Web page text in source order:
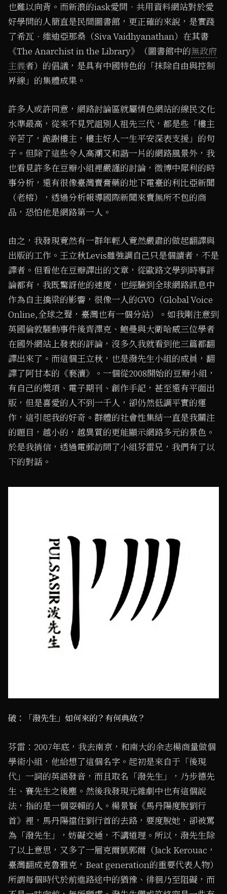
也難以向背。而新浪的iask愛問‧共用資料網站對於愛
好學問的人簡直是民間圖書館，更正確的來說，是實踐
了希瓦．維迪亞那桑（Siva Vaidhyanathan）在其書
《The Anarchist in the Library》（圖書館中的無政府
主義者）的倡議，是具有中國特色的「抹除自由與控制
界線」的集體成果。
許多人或許同意，網路討論區就屬情色網站的線民文化
水準最高，從來不見咒詛別人祖先三代，都是些「樓主
辛苦了，跪謝樓主，樓主好人一生平安深表支援」的句
子。但除了這些令人高潮又和諧一片的網路風景外，我
也看見許多在豆瓣小組裡嚴謹的討論，微博中犀利的時
事分析，還有很像臺灣賣膏藥的地下電臺的利比亞新聞
（老榕），透過分析報導國際新聞來賣無所不包的商
品，恐怕他是網路第一人。
由之，我發現竟然有一群年輕人竟然嚴肅的做起翻譯與
出版的工作。王立秋Levis雖強調自己只是個讀者，不是
譯者。但看他在豆瓣譯出的文章，從歐路文學到時事評
論都有，我既驚訝他的速度，也經驗到全球網路訊息中
作為自主撟梁的影響，很像一人的GVO（Global Voice
Online,全球之聲，臺灣也有一個分站）。如我剛注意到
英國倫敦騷動事件後齊澤克、鮑曼與大衛哈威三位學者
在國外網站上發表的評論，沒多久我就看到他三篇都翻
譯出來了。而這個王立秋，也是潑先生小組的成員，翻
譯了阿甘本的《褻瀆》。一個從2008開始的豆瓣小組，
有自己的獎項、電子期刊、創作手記，甚至還有平面出
版，但是喜愛的人不到一千人，卻仍然低調平實的運
作，這引起我的好奇。群體的社會性集結一直是我關注
的題目，越小的，越異質的更能顯示網路多元的景色。
於是我捎信，透過電郵訪問了小組芬雷兄，我們有了以
下的對話。
破：「潑先生」如何來的？有何典故？
芬雷：2007年底，我去南京，和南大的余志楊商量做個
學術小組，他給想了這個名字。起初是來自于「後現
代」一詞的英語發音，而且取名「潑先生」，乃步德先
生、賽先生之後塵。然後我發現元雜劇中也有這個說
法，指的是一個耍賴的人。楊景賢《馬丹陽度脫劉行
首》裡，馬丹陽擋住劉行首的去路，要度脫她，卻被罵
為「潑先生」，妨礙交通，不講道理。所以，潑先生除
了以上意思，又多了一層克爾凱郭爾（Jack Kerouac，
臺灣翻成克魯雅克，Beat generation的重要代表人物）
所謂每個時代於前進路途中的猶豫、徘徊乃至阻礙，而